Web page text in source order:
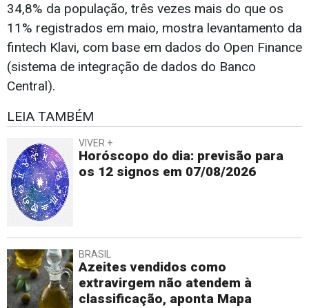
34,8% da população, três vezes mais do que os
11% registrados em maio, mostra levantamento da
fintech Klavi, com base em dados do Open Finance
(sistema de integração de dados do Banco
Central).
LEIA TAMBÉM
VIVER +
Horóscopo do dia: previsão para
os 12 signos em 07/08/2026
BRASIL
Azeites vendidos como
extravirgem não atendem à
classificação, aponta Mapa